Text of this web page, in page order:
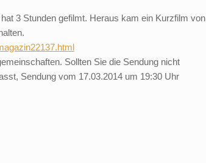
3 Stunden gefilmt. Heraus kam ein Kurzfilm von
Sollten Sie die Sendung nicht
Sendung vom 17.03.2014 um 19:30 Uhr